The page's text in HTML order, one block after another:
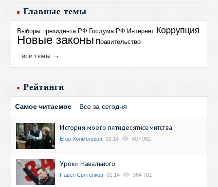
Главные темы
Выборы президента РФ Госдума РФ Интернет Коррупция
Новые законы Правительство
все темы →
Рейтинги
Самое читаемое Все за сегодня
История моего пятидесятисемитства
Егор Холмогоров 02:14 407 982
Уроки Навального
Павел Святенков 01:14 364 702